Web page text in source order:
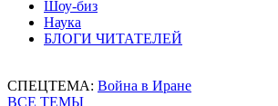
Шоу-биз
Наука
БЛОГИ ЧИТАТЕЛЕЙ
СПЕЦТЕМА: Война в Иране
ВСЕ ТЕМЫ